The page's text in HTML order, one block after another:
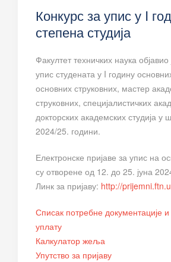
Конкурс за упис у I
степена студија
Факултет техничких наука објавио
упис студената у I годину
основних струковних, мастер
струковних, специјалистичких
докторских академских студија у
2024/25. години.
Електронске пријаве за упис на
су отворене од 12. до 25. јуна
Линк за пријаву: http://
Списак потребне документације
уплату
Калкулатор жеља
Упутство за пријаву